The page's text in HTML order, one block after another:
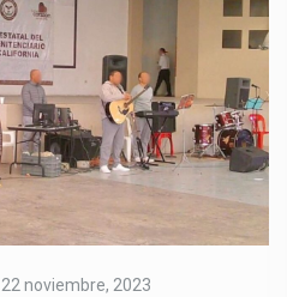
22 noviembre, 2023